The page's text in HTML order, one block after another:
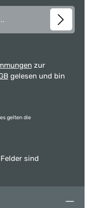
zur
gelesen und bin
gelten die
sind